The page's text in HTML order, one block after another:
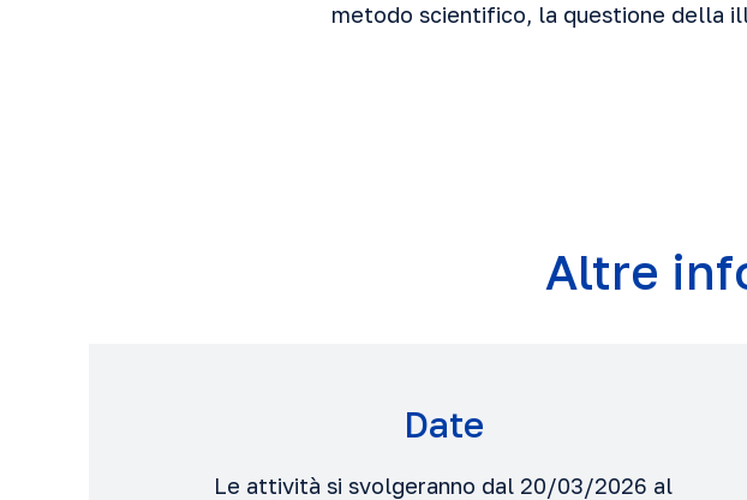
metodo scientifico, la questione della
Altre
Date
Le attività si svolgeranno dal 20/03/2026 al